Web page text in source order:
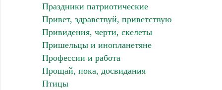
Праздники патриотические
Привет, здравствуй, приветствую
Привидения, черти, скелеты
Пришельцы и инопланетяне
Профессии и работа
Прощай, пока, досвидания
Птицы